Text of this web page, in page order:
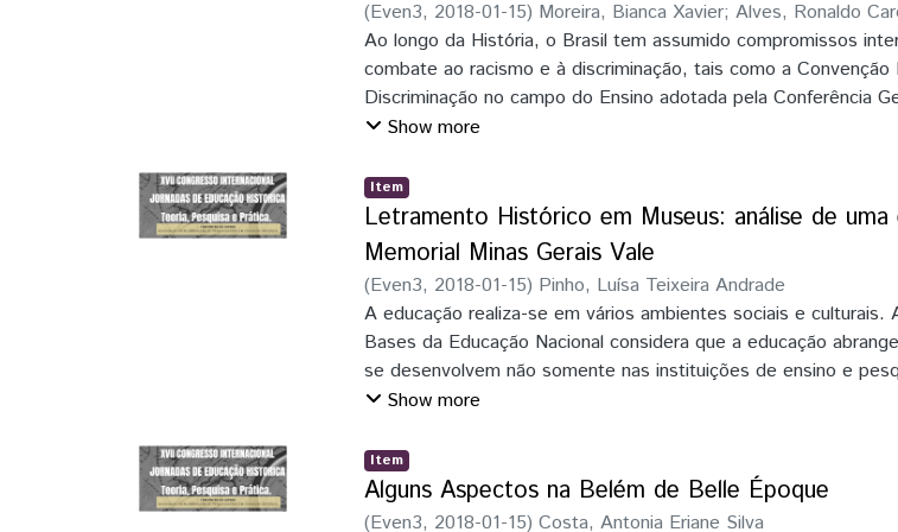
nossa experiência na elaboração do projeto e apresentar os
(Even3, 2018-01-15) Moreira, Bianca Xavier; Alves, Ronaldo
Ao longo da História, o Brasil tem assumido compromissos
combate ao racismo e à discriminação, tais como a
Discriminação no campo do Ensino adotada pela Conferência
sessão reunida em Paris de 14 de novembro à 15 de dezembro
ocorrida na cidade de Durban, na África do Sul, em 2001. Após
meio de decreto presidencial, o Conselho Nacional de
cujos objetivos foram o incentivo e a criação de políticas
igualdade e da proteção dos direitos de indivíduos e de grupos
discriminação racial e por demais formas de intolerância
Show more
Item
Letramento Histórico em Museus: análise de
Memorial Minas Gerais Vale
(Even3, 2018-01-15) Pinho, Luísa Teixeira Andrade
A educação realiza-se em vários ambientes sociais e
Bases da Educação Nacional considera que a educação
se desenvolvem não somente nas instituições de ensino e
familiar, na convivência humana, no trabalho, nos movimentos
consciente espaços educativos situados além dos muros da
projeto, nos museus. Como espaço cultural e educativo, o
educar por meio da sensibilização e a partir de seus objetos,
Show more
Item
Alguns Aspectos na Belém de Belle Époque
(Even3, 2018-01-15) Costa, Antonia Eriane Silva